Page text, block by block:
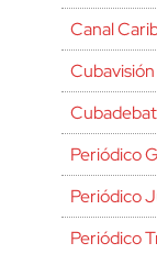
Canal
Periódico
Periódico
Periódico